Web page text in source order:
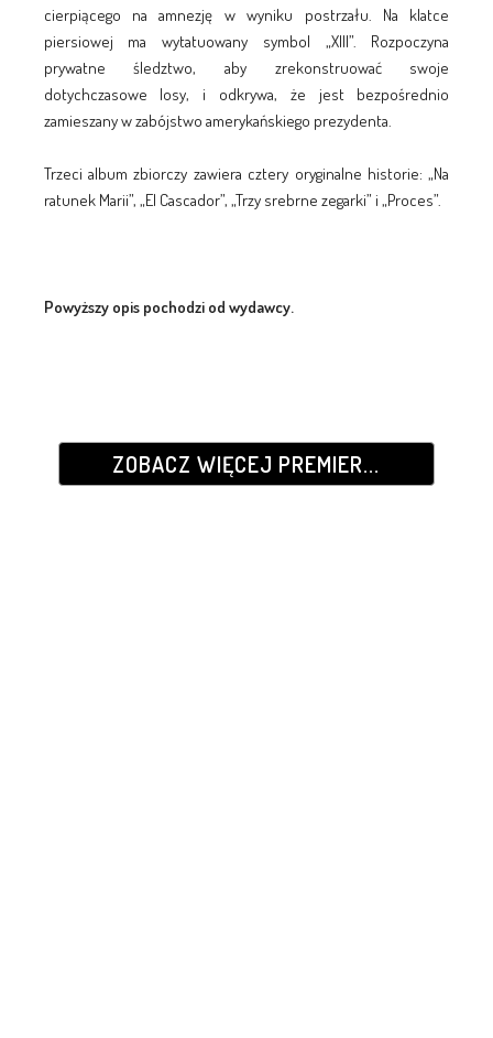
cierpiącego na amnezję w wyniku postrzału. Na klatce
piersiowej ma wytatuowany symbol „XIII”. Rozpoczyna
prywatne śledztwo, aby zrekonstruować swoje
dotychczasowe losy, i odkrywa, że jest bezpośrednio
zamieszany w zabójstwo amerykańskiego prezydenta.
Trzeci album zbiorczy zawiera cztery oryginalne historie: „Na
ratunek Marii”, „El Cascador”, „Trzy srebrne zegarki” i „Proces”.
Powyższy opis pochodzi od wydawcy.
ZOBACZ WIĘCEJ PREMIER...